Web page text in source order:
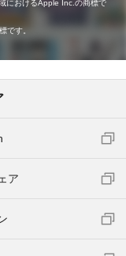
におけるApple Inc.の商標で
です。
ア